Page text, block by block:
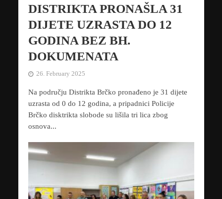
DISTRIKTA PRONAŠLA 31
DIJETE UZRASTA DO 12
GODINA BEZ BH.
DOKUMENATA
26. February 2025
Na području Distrikta Brčko pronađeno je 31 dijete
uzrasta od 0 do 12 godina, a pripadnici Policije
Brčko disktrikta slobode su lišila tri lica zbog
osnova...